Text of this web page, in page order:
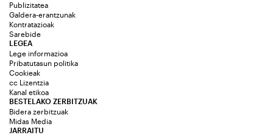
Publizitatea
Galdera-erantzunak
Kontratazioak
Sarebide
JARRAITU
LEGEA
Lege informazioa
Pribatutasun politika
Cookieak
cc Lizentzia
Kanal etikoa
BESTELAKO ZERBITZUAK
Bidera zerbitzuak
Midas Media